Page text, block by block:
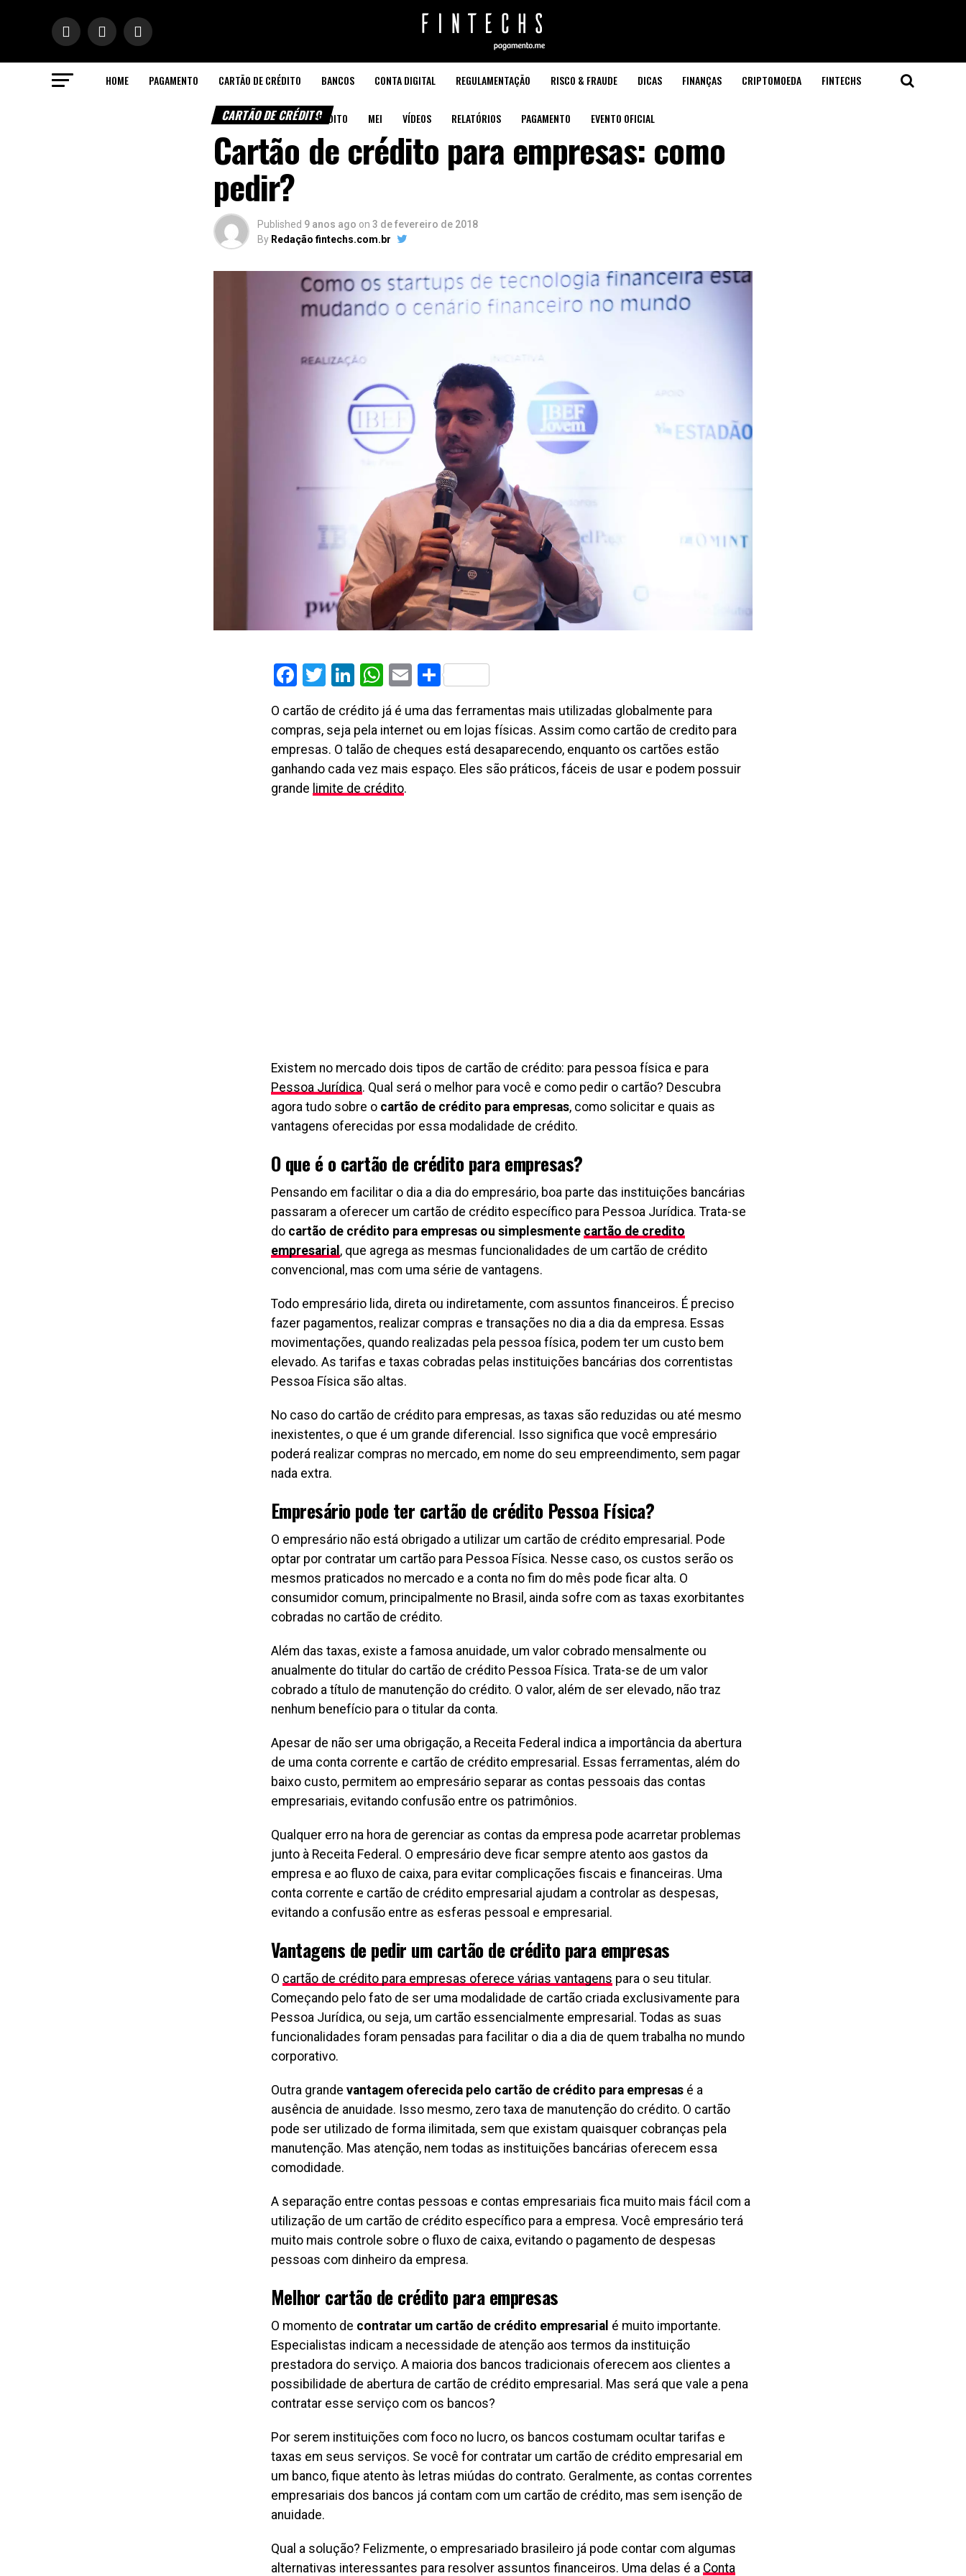
HOME PAGAMENTO CARTÃO DE CRÉDITO BANCOS CONTA DIGITAL REGULAMENTAÇÃO RISCO & FRAUDE DICAS FINANÇAS CRIPTOMOEDA FINTECHS
CRÉDITO MEI VÍDEOS RELATÓRIOS PAGAMENTO EVENTO OFICIAL
CARTÃO DE CRÉDITO
Cartão de crédito para empresas: como
pedir?
Published 9 anos ago on 3 de fevereiro de 2018
By Redação fintechs.com.br
Facebook
Twitter
LinkedIn
WhatsApp
EmailShare
O cartão de crédito já é uma das ferramentas mais utilizadas globalmente para
compras, seja pela internet ou em lojas físicas. Assim como cartão de credito para
empresas. O talão de cheques está desaparecendo, enquanto os cartões estão
ganhando cada vez mais espaço. Eles são práticos, fáceis de usar e podem possuir
grande limite de crédito.
Existem no mercado dois tipos de cartão de crédito: para pessoa física e para
Pessoa Jurídica. Qual será o melhor para você e como pedir o cartão? Descubra
agora tudo sobre o cartão de crédito para empresas, como solicitar e quais as
vantagens oferecidas por essa modalidade de crédito.
O que é o cartão de crédito para empresas?
Pensando em facilitar o dia a dia do empresário, boa parte das instituições bancárias
passaram a oferecer um cartão de crédito específico para Pessoa Jurídica. Trata-se
do cartão de crédito para empresas ou simplesmente cartão de credito
empresarial , que agrega as mesmas funcionalidades de um cartão de crédito
convencional, mas com uma série de vantagens.
Todo empresário lida, direta ou indiretamente, com assuntos financeiros. É preciso
fazer pagamentos, realizar compras e transações no dia a dia da empresa. Essas
movimentações, quando realizadas pela pessoa física, podem ter um custo bem
elevado. As tarifas e taxas cobradas pelas instituições bancárias dos correntistas
Pessoa Física são altas.
No caso do cartão de crédito para empresas, as taxas são reduzidas ou até mesmo
inexistentes, o que é um grande diferencial. Isso significa que você empresário
poderá realizar compras no mercado, em nome do seu empreendimento, sem pagar
nada extra.
Empresário pode ter cartão de crédito Pessoa Física?
O empresário não está obrigado a utilizar um cartão de crédito empresarial. Pode
optar por contratar um cartão para Pessoa Física. Nesse caso, os custos serão os
mesmos praticados no mercado e a conta no fim do mês pode ficar alta. O
consumidor comum, principalmente no Brasil, ainda sofre com as taxas exorbitantes
cobradas no cartão de crédito.
Além das taxas, existe a famosa anuidade, um valor cobrado mensalmente ou
anualmente do titular do cartão de crédito Pessoa Física. Trata-se de um valor
cobrado a título de manutenção do crédito. O valor, além de ser elevado, não traz
nenhum benefício para o titular da conta.
Apesar de não ser uma obrigação, a Receita Federal indica a importância da abertura
de uma conta corrente e cartão de crédito empresarial. Essas ferramentas, além do
baixo custo, permitem ao empresário separar as contas pessoais das contas
empresariais, evitando confusão entre os patrimônios.
Qualquer erro na hora de gerenciar as contas da empresa pode acarretar problemas
junto à Receita Federal. O empresário deve ficar sempre atento aos gastos da
empresa e ao fluxo de caixa, para evitar complicações fiscais e financeiras. Uma
conta corrente e cartão de crédito empresarial ajudam a controlar as despesas,
evitando a confusão entre as esferas pessoal e empresarial.
Vantagens de pedir um cartão de crédito para empresas
O cartão de crédito para empresas oferece várias vantagens para o seu titular.
Começando pelo fato de ser uma modalidade de cartão criada exclusivamente para
Pessoa Jurídica, ou seja, um cartão essencialmente empresarial. Todas as suas
funcionalidades foram pensadas para facilitar o dia a dia de quem trabalha no mundo
corporativo.
Outra grande vantagem oferecida pelo cartão de crédito para empresas é a
ausência de anuidade. Isso mesmo, zero taxa de manutenção do crédito. O cartão
pode ser utilizado de forma ilimitada, sem que existam quaisquer cobranças pela
manutenção. Mas atenção, nem todas as instituições bancárias oferecem essa
comodidade.
A separação entre contas pessoas e contas empresariais fica muito mais fácil com a
utilização de um cartão de crédito específico para a empresa. Você empresário terá
muito mais controle sobre o fluxo de caixa, evitando o pagamento de despesas
pessoas com dinheiro da empresa.
Melhor cartão de crédito para empresas
O momento de contratar um cartão de crédito empresarial é muito importante.
Especialistas indicam a necessidade de atenção aos termos da instituição
prestadora do serviço. A maioria dos bancos tradicionais oferecem aos clientes a
possibilidade de abertura de cartão de crédito empresarial. Mas será que vale a pena
contratar esse serviço com os bancos?
Por serem instituições com foco no lucro, os bancos costumam ocultar tarifas e
taxas em seus serviços. Se você for contratar um cartão de crédito empresarial em
um banco, fique atento às letras miúdas do contrato. Geralmente, as contas correntes
empresariais dos bancos já contam com um cartão de crédito, mas sem isenção de
anuidade.
Qual a solução? Felizmente, o empresariado brasileiro já pode contar com algumas
alternativas interessantes para resolver assuntos financeiros. Uma delas é a Conta